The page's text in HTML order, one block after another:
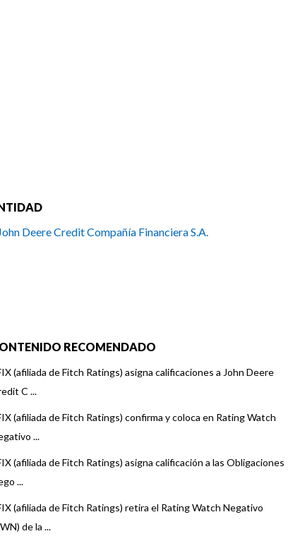
Deere Credit Compañía Financiera S.A.
RECOMENDADO
(afiliada de Fitch Ratings) asigna calificaciones a John Deere
C ...
(afiliada de Fitch Ratings) confirma y coloca en Rating Watch
...
(afiliada de Fitch Ratings) asigna calificación a las Obligaciones
...
(afiliada de Fitch Ratings) retira el Rating Watch Negativo
de la ...